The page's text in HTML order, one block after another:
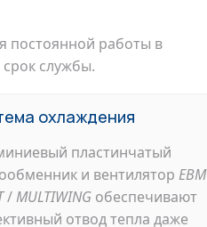
постоянной работы в
службы.
охлаждения
пластинчатый
и вентилятор EBM
/MULTIWINGобеспечивают
отвод тепла даже